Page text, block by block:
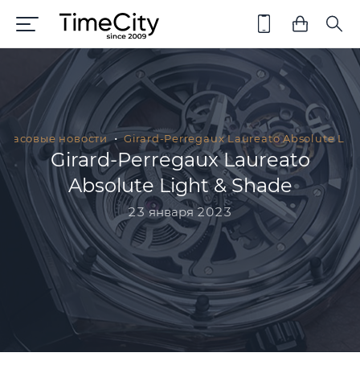
Часовые новости Girard-Perregaux Laureato Absolute
Girard-Perregaux Laureato
Absolute Light & Shade
23 января 2023